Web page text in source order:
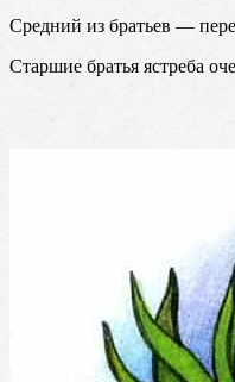
Средний из братьев —
Старшие братья ястреба